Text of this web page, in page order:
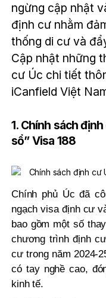
ngừng cập nhật
định cư nhằm
thống di cư và
Cập nhật những
cư Úc chi tiết
iCanfield Việt
1. Chính sách
sổ” Visa 188
Chính phủ Úc đã
ngạch visa định cư
bao gồm một số
chương trình định
cư trong năm 2024-
có tay nghề cao,
kinh tế.